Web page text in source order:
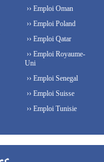
›› Emploi Oman
›› Emploi Poland
›› Emploi Qatar
›› Emploi Royaume-
Uni
›› Emploi Senegal
›› Emploi Suisse
›› Emploi Tunisie